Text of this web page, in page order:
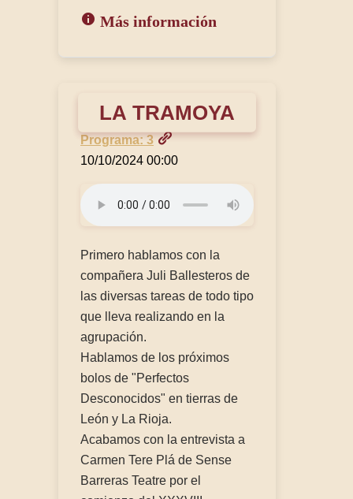
Más información
LA TRAMOYA
Programa: 3
10/10/2024 00:00
Primero hablamos con la
compañera Juli Ballesteros de
las diversas tareas de todo tipo
que lleva realizando en la
agrupación.
Hablamos de los próximos
bolos de "Perfectos
Desconocidos" en tierras de
León y La Rioja.
Acabamos con la entrevista a
Carmen Tere Plá de Sense
Barreras Teatre por el